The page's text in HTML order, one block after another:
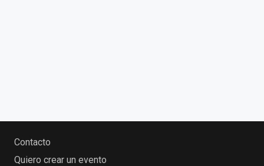
Contacto
Quiero crear un evento